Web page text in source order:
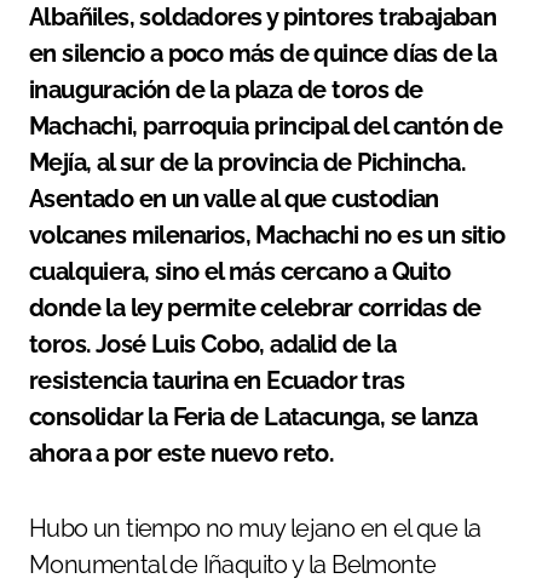
Albañiles, soldadores y pintores trabajaban
en silencio a poco más de quince días de la
inauguración de la plaza de toros de
Machachi, parroquia principal del cantón de
Mejía, al sur de la provincia de Pichincha.
Asentado en un valle al que custodian
volcanes milenarios, Machachi no es un sitio
cualquiera, sino el más cercano a Quito
donde la ley permite celebrar corridas de
toros. José Luis Cobo, adalid de la
resistencia taurina en Ecuador tras
consolidar la Feria de Latacunga, se lanza
ahora a por este nuevo reto.
Hubo un tiempo no muy lejano en el que la
Monumental de Iñaquito y la Belmonte